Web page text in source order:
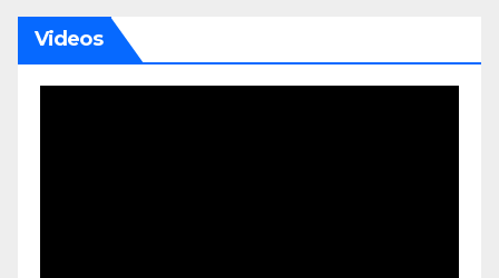
Videos